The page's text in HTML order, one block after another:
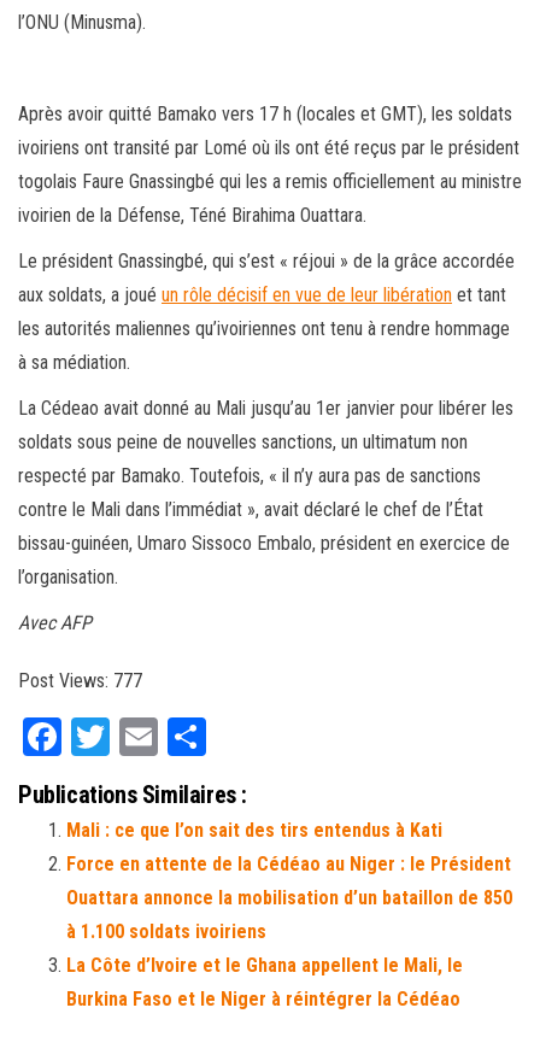
l’ONU (Minusma).
Après avoir quitté Bamako vers 17 h (locales et GMT), les soldats
ivoiriens ont transité par Lomé où ils ont été reçus par le président
togolais Faure Gnassingbé qui les a remis officiellement au ministre
ivoirien de la Défense, Téné Birahima Ouattara.
Le président Gnassingbé, qui s’est « réjoui » de la grâce accordée
aux soldats, a joué un rôle décisif en vue de leur libération et tant
les autorités maliennes qu’ivoiriennes ont tenu à rendre hommage
à sa médiation.
La Cédeao avait donné au Mali jusqu’au 1er janvier pour libérer les
soldats sous peine de nouvelles sanctions, un ultimatum non
respecté par Bamako. Toutefois, « il n’y aura pas de sanctions
contre le Mali dans l’immédiat », avait déclaré le chef de l’État
bissau-guinéen, Umaro Sissoco Embalo, président en exercice de
l’organisation.
Avec AFP
Post Views: 777
Fa
ce
bo
ok
T
tt
er
E
m
ail ag
er
Publications Similaires :
Mali : ce que l’on sait des tirs entendus à Kati
Force en attente de la Cédéao au Niger : le Président
Ouattara annonce la mobilisation d’un bataillon de 850
à 1.100 soldats ivoiriens
La Côte d’Ivoire et le Ghana appellent le Mali, le
Burkina Faso et le Niger à réintégrer la Cédéao